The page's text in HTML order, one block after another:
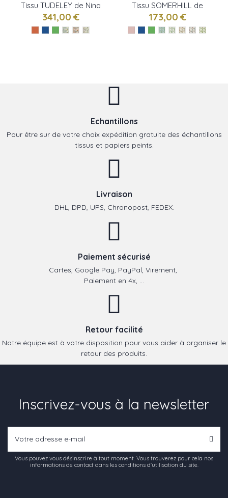
Tissu TUDELEY de Nina
Campbell
341,00 €
Tissu SOMERHILL de
Nina Campbell
173,00 €
Echantillons
Pour être sur de votre choix expédition gratuite des échantillons
tissus et papiers peints.
Livraison
DHL, DPD, UPS, Chronopost, FEDEX.
Paiement sécurisé
Cartes, Google Pay, PayPal, Virement,
Paiement en 4x, ...
Retour facilité
Notre équipe est à votre disposition pour vous aider à organiser le
retour des produits.
Inscrivez-vous à la newsletter
Vous pouvez vous désinscrire à tout moment. Vous trouverez pour cela nos
informations de contact dans les conditions d'utilisation du site.